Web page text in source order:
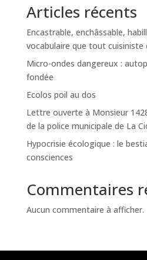
Articles récents
Encastrable, enchâssable,
vocabulaire que tout
Micro-ondes dangereux :
fondée
Ecolos poil au dos
Lettre ouverte à Monsieur
de la police municipale de La
Hypocrisie écologique : le
consciences
Commentaires
Aucun commentaire à afficher.